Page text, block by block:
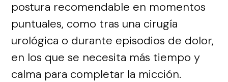
postura recomendable en momentos
puntuales, como tras una cirugía
urológica o durante episodios de dolor,
en los que se necesita más tiempo y
calma para completar la micción.